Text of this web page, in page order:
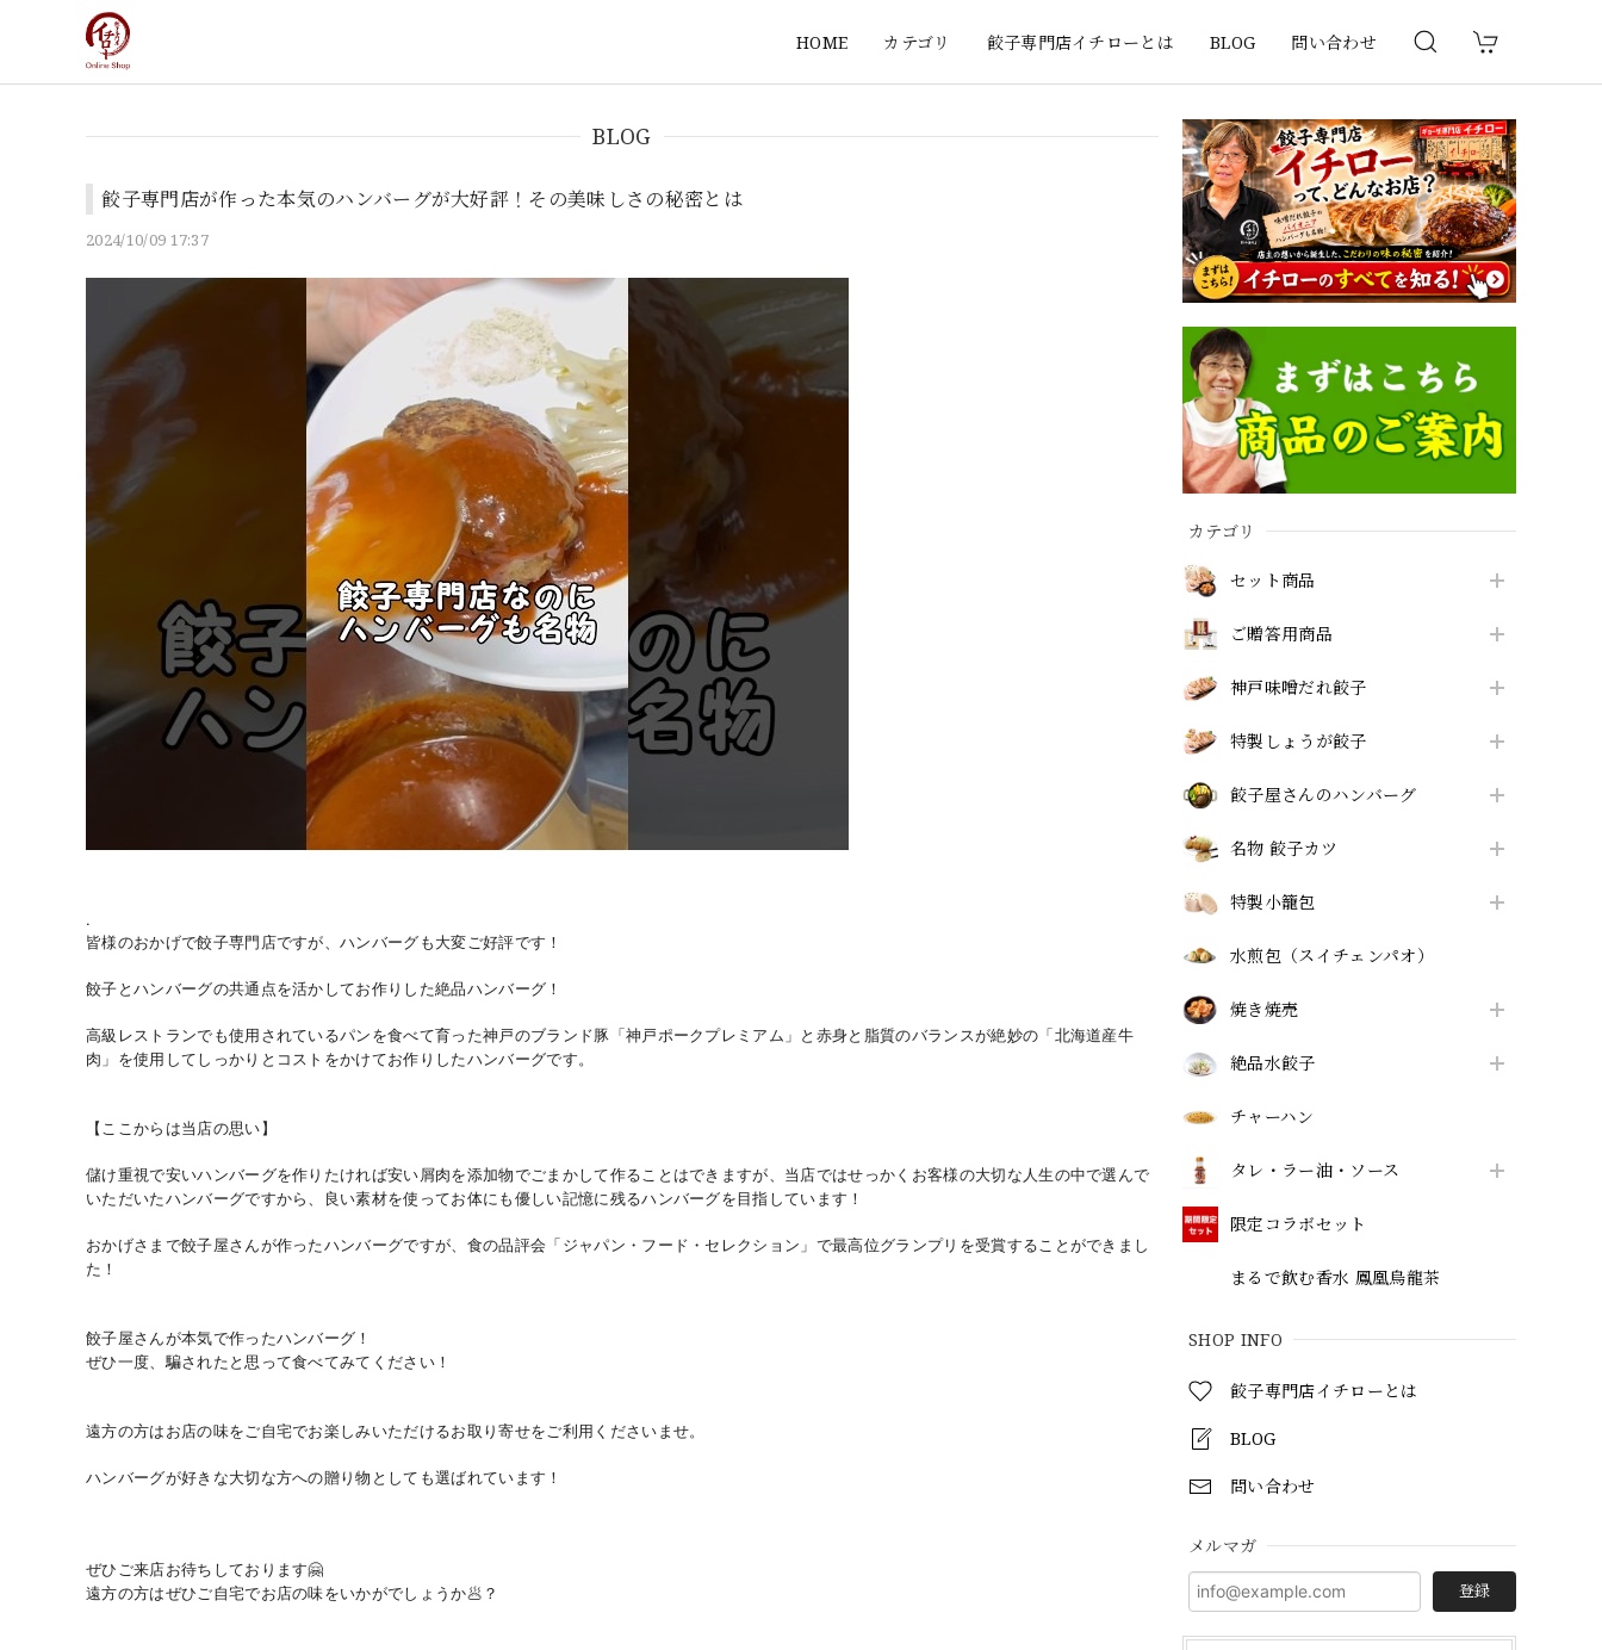
HOME カテゴリ 餃子専門店イチローとは BLOG 問い合わせ
カテゴリ
セット商品
ご贈答用商品
神戸味噌だれ餃子
特製しょうが餃子
餃子屋さんのハンバーグ
名物 餃子カツ
特製小籠包
水煎包（スイチェンパオ）
焼き焼売
絶品水餃子
チャーハン
タレ・ラー油・ソース
限定コラボセット
まるで飲む香水 鳳凰烏龍茶
SHOP INFO
餃子専門店イチローとは
BLOG
問い合わせ
メルマガ
登録
BLOG
餃子専門店が作った本気のハンバーグが大好評！その美味しさの秘密とは
2024/10/09 17:37
.
皆様のおかげで餃子専門店ですが、ハンバーグも大変ご好評です！
餃子とハンバーグの共通点を活かしてお作りした絶品ハンバーグ！
高級レストランでも使用されているパンを食べて育った神戸のブランド豚「神戸ポークプレミアム」と赤身と脂質のバランスが絶妙の「北海道産牛
肉」を使用してしっかりとコストをかけてお作りしたハンバーグです。
【ここからは当店の思い】
儲け重視で安いハンバーグを作りたければ安い屑肉を添加物でごまかして作ることはできますが、当店ではせっかくお客様の大切な人生の中で選んで
いただいたハンバーグですから、良い素材を使ってお体にも優しい記憶に残るハンバーグを目指しています！
おかげさまで餃子屋さんが作ったハンバーグですが、食の品評会「ジャパン・フード・セレクション」で最高位グランプリを受賞することができまし
た！
餃子屋さんが本気で作ったハンバーグ！
ぜひ一度、騙されたと思って食べてみてください！
遠方の方はお店の味をご自宅でお楽しみいただけるお取り寄せをご利用くださいませ。
ハンバーグが好きな大切な方への贈り物としても選ばれています！
ぜひご来店お待ちしております🤗
遠方の方はぜひご自宅でお店の味をいかがでしょうか🥟？